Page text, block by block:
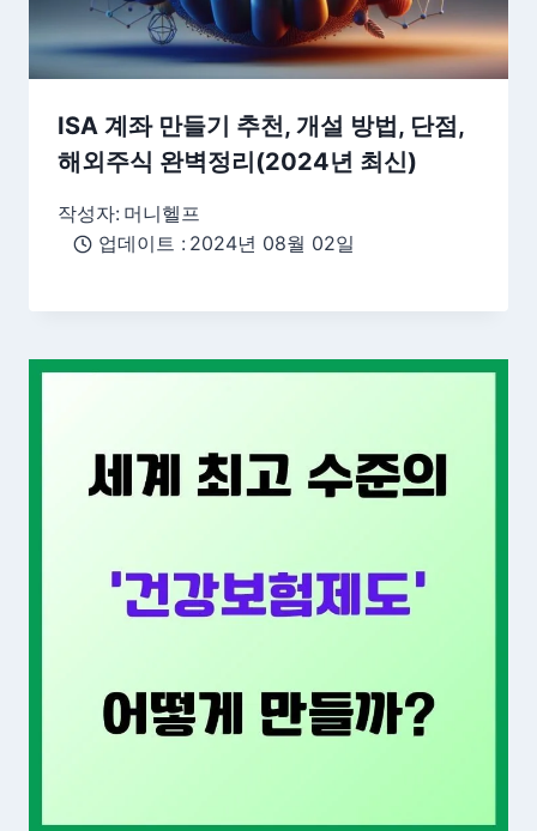
ISA 계좌 만들기 추천, 개설 방법, 단점,
해외주식 완벽정리(2024년 최신)
작성자: 머니헬프
업데이트 : 2024년 08월 02일